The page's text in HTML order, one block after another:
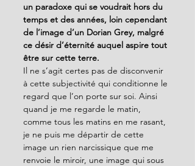
un paradoxe qui se voudrait hors du
temps et des années, loin cependant
de l’image d’un Dorian Grey, malgré
ce désir d’éternité auquel aspire tout
être sur cette terre.
Il ne s’agit certes pas de disconvenir
à cette subjectivité qui conditionne le
regard que l’on porte sur soi. Ainsi
quand je me regarde le matin,
comme tous les matins en me rasant,
je ne puis me départir de cette
image un rien narcissique que me
renvoie le miroir, une image qui sous